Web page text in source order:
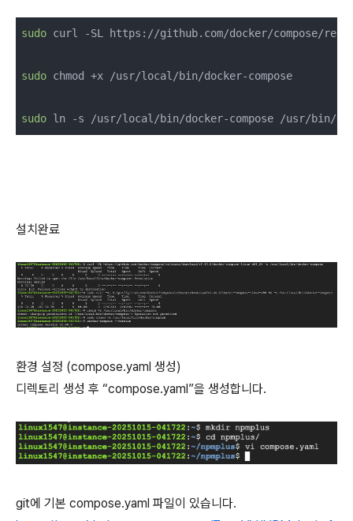
sudo curl -SL https://github.com/docker/compose/
sudo chmod +x /usr/local/bin/docker-compose
sudo ln -s /usr/local/bin/docker-compose /usr/bin/
설치완료
환경 설정 (compose.yaml 생성)
디렉토리 생성 후 “compose.yaml”을 생성합니다.
git에 기본 compose.yaml 파일이 있습니다.